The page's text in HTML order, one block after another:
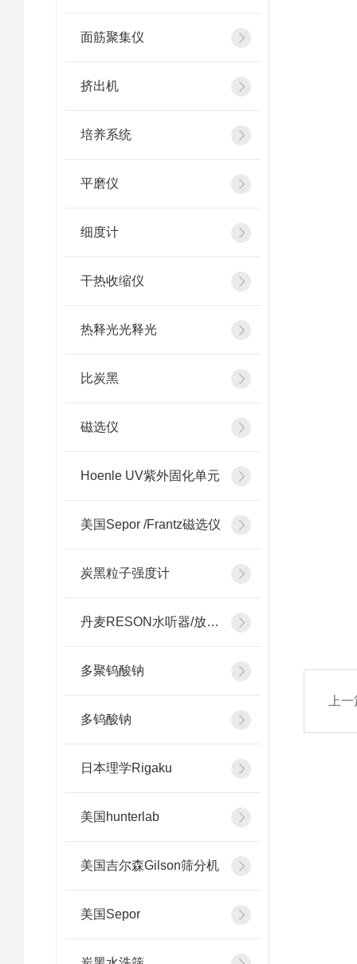
面筋聚集仪
挤出机
培养系统
平磨仪
细度计
干热收缩仪
热释光光释光
比炭黑
磁选仪
Hoenle UV紫外固化单元
美国Sepor /Frantz磁选仪
炭黑粒子强度计
丹麦RESON水听器/放大器
多聚钨酸钠
多钨酸钠
日本理学Rigaku
美国hunterlab
美国吉尔森Gilson筛分机
美国Sepor
上